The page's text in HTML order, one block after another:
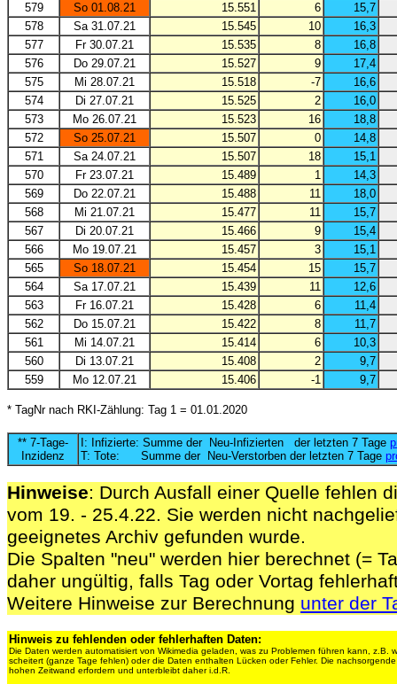
579
So 01.08.21 15.551 6
15,7
578
Sa 31.07.21 15.545 10
16,3
577
Fr 30.07.21 15.535 8
16,8
576
Do 29.07.21 15.527 9
17,4
575
Mi 28.07.21 15.518 -7
16,6
574
Di 27.07.21 15.525 2
16,0
573
Mo 26.07.21 15.523 16
18,8
572
So 25.07.21 15.507 0
14,8
571
Sa 24.07.21 15.507 18
15,1
570
Fr 23.07.21 15.489 1
14,3
569
Do 22.07.21 15.488 11
18,0
568
Mi 21.07.21 15.477 11
15,7
567
Di 20.07.21 15.466 9
15,4
566
Mo 19.07.21 15.457 3
15,1
565
So 18.07.21 15.454 15
15,7
564
Sa 17.07.21 15.439 11
12,6
563
Fr 16.07.21 15.428 6
11,4
562
Do 15.07.21 15.422 8
11,7
561
Mi 14.07.21 15.414 6
10,3
560
Di 13.07.21 15.408 2
9,7
559
Mo 12.07.21 15.406 -1 9,7
* TagNr nach RKI-Zählung: Tag 1 = 01.01.2020
** 7-Tage-
Inzidenz
I: Infizierte: Summe der Neu-Infizierten der letzten 7 Tage
T: Tote: Summe der Neu-Verstorben der letzten 7 Tage
Hinweise: Durch Ausfall einer Quelle fehlen
vom 19. - 25.4.22. Sie werden nicht
geeignetes Archiv gefunden wurde.
Die Spalten "neu" werden hier berechnet (=
daher ungültig, falls Tag oder Vortag
Weitere Hinweise zur Berechnung unter der
Hinweis zu fehlenden oder fehlerhaften Daten:
Die Daten werden automatisiert von Wikimedia geladen, was zu Problemen führen kann, z.B.
scheitert (ganze Tage fehlen) oder die Daten enthalten Lücken oder Fehler. Die
hohen Zeitwand erfordern und unterbleibt daher i.d.R.